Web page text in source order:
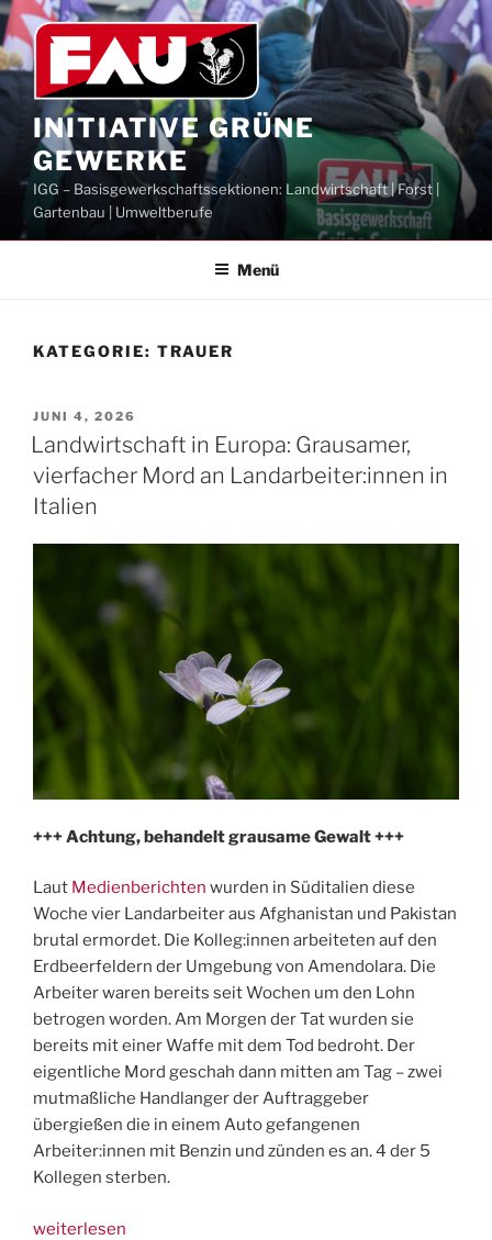
Zum
Inhalt
springen
INITIATIVE GRÜNE
GEWERKE
IGG – Basisgewerkschaftssektionen: Landwirtschaft | Forst |
Gartenbau | Umweltberufe
Menü
KATEGORIE: TRAUER
VERÖFFENTLICHT
AM
JUNI 4, 2026
Landwirtschaft in Europa: Grausamer,
vierfacher Mord an Landarbeiter:innen in
Italien
+++ Achtung, behandelt grausame Gewalt +++
Laut Medienberichten wurden in Süditalien diese
Woche vier Landarbeiter aus Afghanistan und Pakistan
brutal ermordet. Die Kolleg:innen arbeiteten auf den
Erdbeerfeldern der Umgebung von Amendolara. Die
Arbeiter waren bereits seit Wochen um den Lohn
betrogen worden. Am Morgen der Tat wurden sie
bereits mit einer Waffe mit dem Tod bedroht. Der
eigentliche Mord geschah dann mitten am Tag – zwei
mutmaßliche Handlanger der Auftraggeber
übergießen die in einem Auto gefangenen
Arbeiter:innen mit Benzin und zünden es an. 4 der 5
Kollegen sterben.
„Landwirtschaft
weiterlesen